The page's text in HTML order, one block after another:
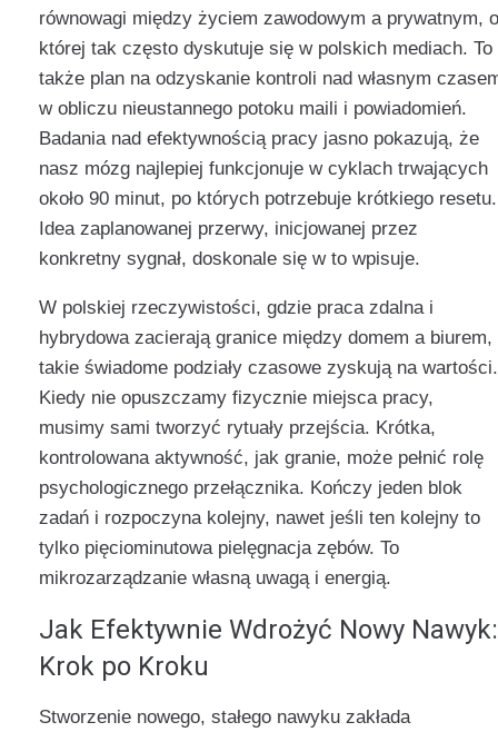
równowagi między życiem zawodowym a prywatnym, o
której tak często dyskutuje się w polskich mediach. To
także plan na odzyskanie kontroli nad własnym
w obliczu nieustannego potoku maili i powiadomień.
Badania nad efektywnością pracy jasno pokazują, że
nasz mózg najlepiej funkcjonuje w cyklach trwających
około 90 minut, po których potrzebuje krótkiego resetu.
Idea zaplanowanej przerwy, inicjowanej przez
konkretny sygnał, doskonale się w to wpisuje.
W polskiej rzeczywistości, gdzie praca zdalna i
hybrydowa zacierają granice między domem a biurem,
takie świadome podziały czasowe zyskują na wartości.
Kiedy nie opuszczamy fizycznie miejsca pracy,
musimy sami tworzyć rytuały przejścia. Krótka,
kontrolowana aktywność, jak granie, może pełnić rolę
psychologicznego przełącznika. Kończy jeden blok
zadań i rozpoczyna kolejny, nawet jeśli ten kolejny to
tylko pięciominutowa pielęgnacja zębów. To
mikrozarządzanie własną uwagą i energią.
Jak Efektywnie Wdrożyć Nowy Nawyk:
Krok po Kroku
Stworzenie nowego, stałego nawyku zakłada